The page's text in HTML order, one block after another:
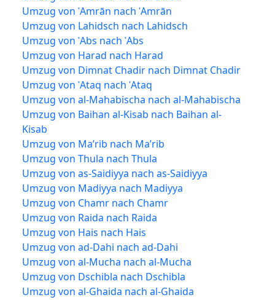
Umzug von ʿAmrān nach ʿAmrān
Umzug von Lahidsch nach Lahidsch
Umzug von ʿAbs nach ʿAbs
Umzug von Harad nach Harad
Umzug von Dimnat Chadir nach Dimnat Chadir
Umzug von ʿAtaq nach ʿAtaq
Umzug von al-Mahabischa nach al-Mahabischa
Umzug von Baihan al-Kisab nach Baihan al-
Kisab
Umzug von Ma’rib nach Ma’rib
Umzug von Thula nach Thula
Umzug von as-Saidiyya nach as-Saidiyya
Umzug von Madiyya nach Madiyya
Umzug von Chamr nach Chamr
Umzug von Raida nach Raida
Umzug von Hais nach Hais
Umzug von ad-Dahi nach ad-Dahi
Umzug von al-Mucha nach al-Mucha
Umzug von Dschibla nach Dschibla
Umzug von al-Ghaida nach al-Ghaida